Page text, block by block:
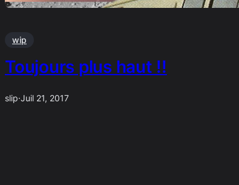
wip
Toujours plus haut !!
slip·Juil 21, 2017